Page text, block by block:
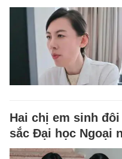
Hai chị em sinh
sắc Đại học Ngoại